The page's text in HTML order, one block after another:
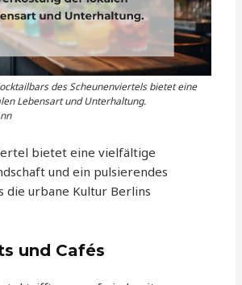
des Scheunenviertels bietet eine
Lebensart und Unterhaltung.
bietet eine vielfältige
und ein pulsierendes
die urbane Kultur Berlins
und Cafés